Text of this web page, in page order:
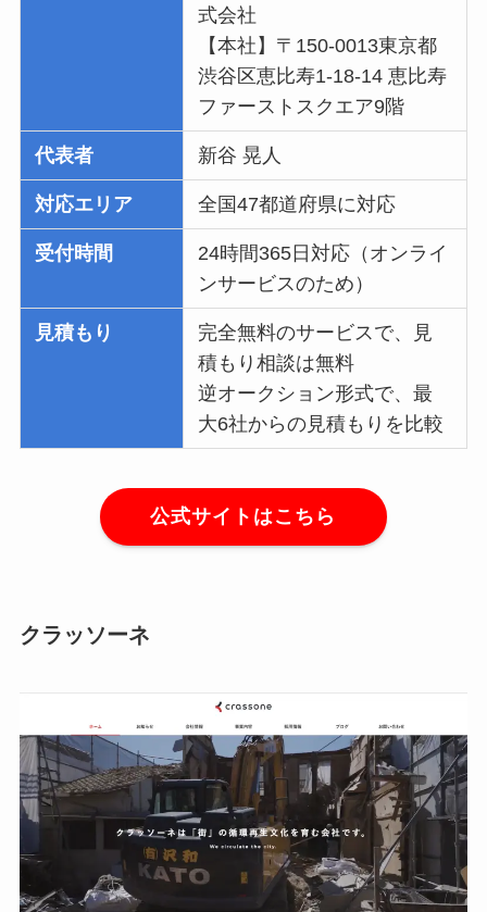
式会社
【本社】〒150-0013東京都
渋谷区恵比寿1-18-14 恵比寿
ファーストスクエア9階
代表者 新谷 晃人
対応エリア 全国47都道府県に対応
受付時間
24時間365日対応（オンライ
ンサービスのため）
見積もり
完全無料のサービスで、見
積もり相談は無料
逆オークション形式で、最
大6社からの見積もりを比較
公式サイトはこちら
クラッソーネ